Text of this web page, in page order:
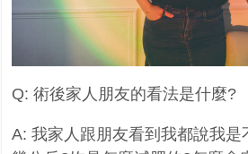
Q:術後家人朋友的看法是什麼?
A:我家人跟朋友看到我都說我是